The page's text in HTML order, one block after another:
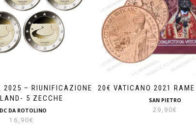
2025 – RIUNIFICAZIONE
5 ZECCHE
DA ROTOLINO
16,90€
20€ VATICANO 2021 RAME
SAN PIETRO
29,90€